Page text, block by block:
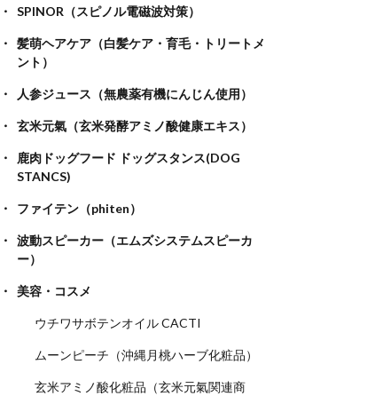
SPINOR（スピノル電磁波対策）
髪萌ヘアケア（白髪ケア・育毛・トリートメ
ント）
人参ジュース（無農薬有機にんじん使用）
玄米元氣（玄米発酵アミノ酸健康エキス）
鹿肉ドッグフード ドッグスタンス(DOG
STANCS)
ファイテン（phiten）
波動スピーカー（エムズシステムスピーカ
ー）
美容・コスメ
ウチワサボテンオイル CACTI
ムーンピーチ（沖縄月桃ハーブ化粧品）
玄米アミノ酸化粧品（玄米元氣関連商